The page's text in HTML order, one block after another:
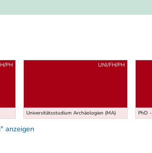
PH
Universitätsstudium Archäologien (MA)
UNI/FH/PH
PhD
anzeigen